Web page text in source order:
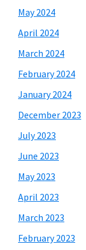
May 2024
April 2024
March 2024
February 2024
January 2024
December 2023
July 2023
June 2023
May 2023
April 2023
March 2023
February 2023